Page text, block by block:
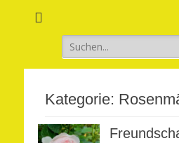
Suchen
nach:
Kategorie: